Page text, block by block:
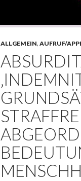
ALLGEMEIN, AUFRUF/